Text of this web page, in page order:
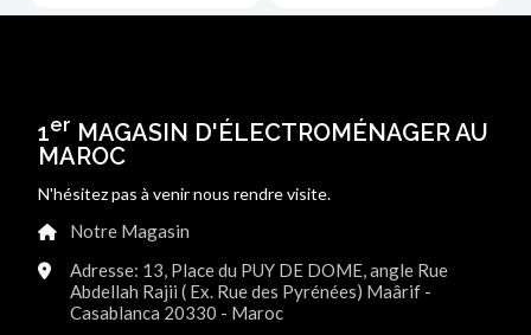
1er MAGASIN D'ÉLECTROMÉNAGER AU
MAROC
N'hésitez pas à venir nous rendre visite.
Notre Magasin
Adresse: 13, Place du PUY DE DOME, angle Rue
Abdellah Rajii ( Ex. Rue des Pyrénées) Maârif -
Casablanca 20330 - Maroc